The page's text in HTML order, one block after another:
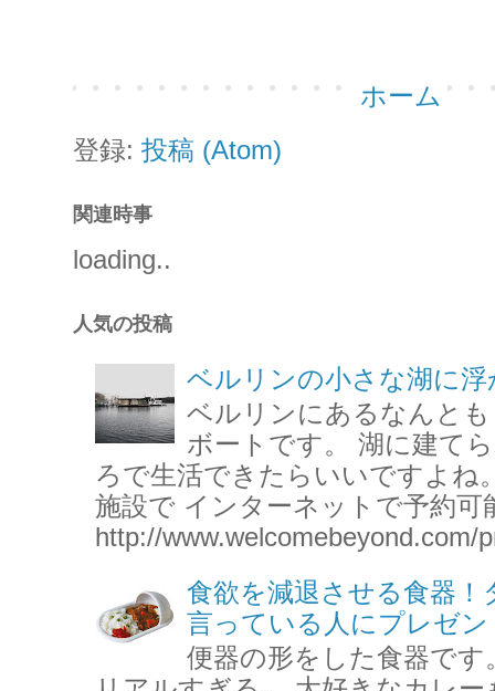
ホーム
登録: 投稿 (Atom)
関連時事
loading..
人気の投稿
ベルリンの小さな湖に
ベルリンにあるなんと
ボートです。 湖に建て
ろで生活できたらいいですよね
施設で インターネットで予約可
http://www.welcomebeyond.com/
食欲を減退させる食器
言っている人にプレゼ
便器の形をした食器で